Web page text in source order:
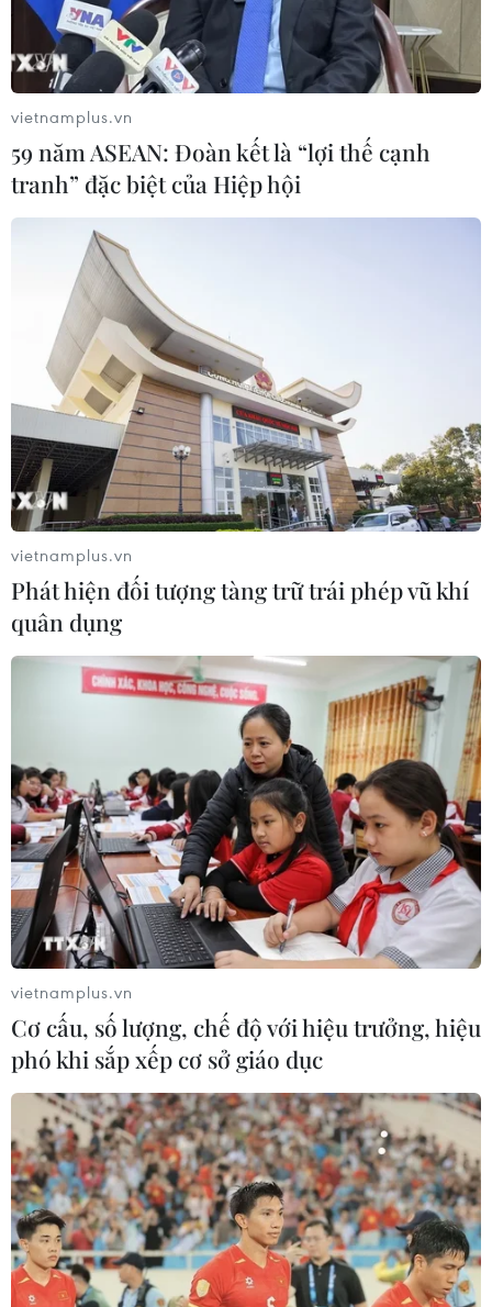
vietnamplus.vn
59 năm ASEAN: Đoàn kết là “lợi thế cạnh
tranh” đặc biệt của Hiệp hội
vietnamplus.vn
Phát hiện đối tượng tàng trữ trái phép vũ khí
quân dụng
vietnamplus.vn
Cơ cấu, số lượng, chế độ với hiệu trưởng, hiệu
phó khi sắp xếp cơ sở giáo dục